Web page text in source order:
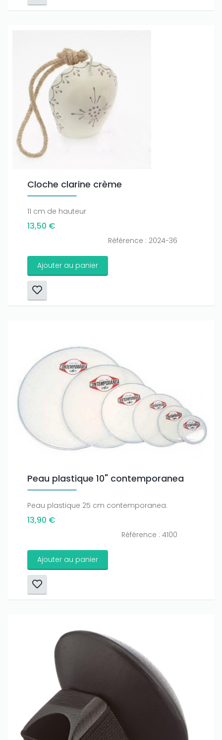
Cloche clarine crème
11 cm de hauteur
13,50 €
Référence : 2024-36
Ajouter au panier
Peau plastique 10" contemporanea
Peau plastique 25 cm contemporanea.
13,90 €
Référence : 4100
Ajouter au panier